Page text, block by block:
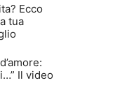
Ecco
tua
Il video